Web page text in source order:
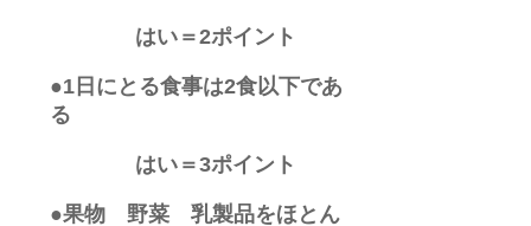
はい＝2ポイント
●1日にとる食事は2食以下であ
る
はい＝3ポイント
●果物 野菜 乳製品をほとん